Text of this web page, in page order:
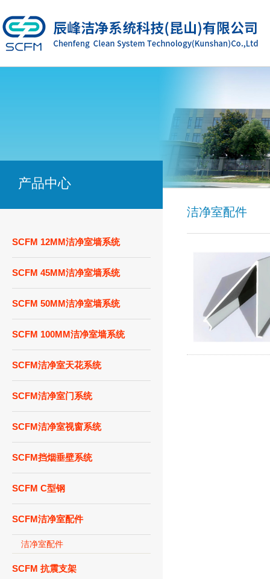
产品中心
SCFM 12MM洁净室墙系统
SCFM 45MM洁净室墙系统
SCFM 50MM洁净室墙系统
SCFM 100MM洁净室墙系统
SCFM洁净室天花系统
SCFM洁净室门系统
SCFM洁净室视窗系统
SCFM挡烟垂壁系统
SCFM C型钢
SCFM洁净室配件
洁净室配件
SCFM 抗震支架
洁净室配件